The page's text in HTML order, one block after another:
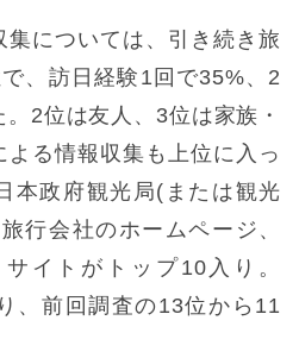
集については、引き続き旅
、訪日経験1回で35%、2
2位は友人、3位は家族・
る情報収集も上位に入っ
本政府観光局(または観光
行会社のホームページ、
イトがトップ10入り。
、前回調査の13位から11